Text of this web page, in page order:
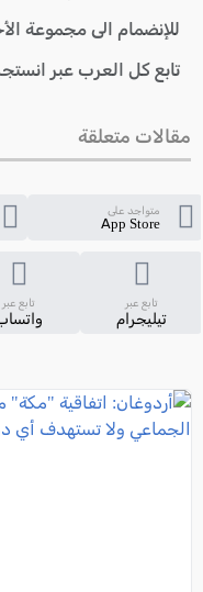
للإنضمام الى مجموعة
تابع كل العرب عبر
مقالات متعلقة
متواجد على
App Store
تابع عبر
تيليجرام
تابع عبر